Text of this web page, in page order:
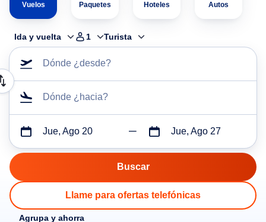
Vuelos Paquetes Hoteles Autos
Ida y vuelta 1 Turista
Dónde ¿desde?
Dónde ¿hacia?
Jue, Ago 20 Jue, Ago 27
Llame para ofertas telefónicas
Agrupa y ahorra